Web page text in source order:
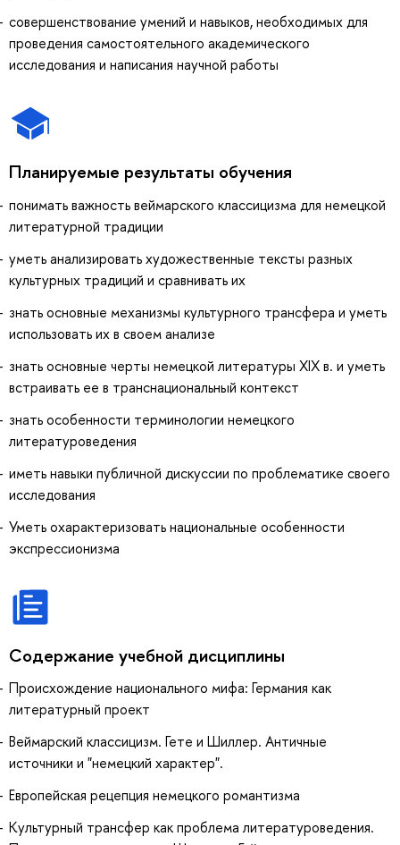
совершенствование умений и навыков, необходимых для
проведения самостоятельного академического
исследования и написания научной работы
Планируемые результаты обучения
понимать важность веймарского классицизма для немецкой
литературной традиции
уметь анализировать художественные тексты разных
культурных традиций и сравнивать их
знать основные механизмы культурного трансфера и уметь
использовать их в своем анализе
знать основные черты немецкой литературы XIX в. и уметь
встраивать ее в транснациональный контекст
знать особенности терминологии немецкого
литературоведения
иметь навыки публичной дискуссии по проблематике своего
исследования
Уметь охарактеризовать национальные особенности
экспрессионизма
Содержание учебной дисциплины
Происхождение национального мифа: Германия как
литературный проект
Веймарский классицизм. Гете и Шиллер. Античные
источники и "немецкий характер".
Европейская рецепция немецкого романтизма
Культурный трансфер как проблема литературоведения.